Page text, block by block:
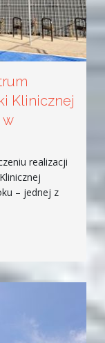
Klinicznej
realizacji
– jednej z